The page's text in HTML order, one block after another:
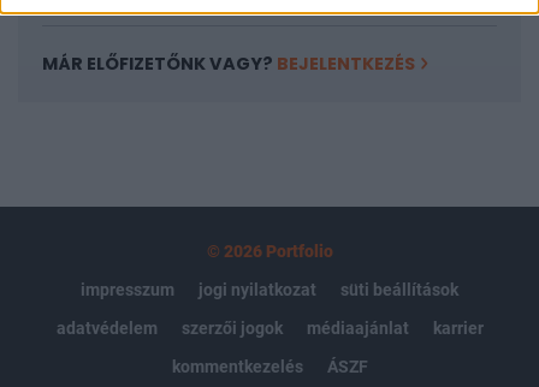
MÁR ELŐFIZETŐNK VAGY? BEJELENTKEZÉS
© 2026 Portfolio
impresszum
jogi nyilatkozat
süti beállítások
adatvédelem
szerzői jogok médiaajánlat
karrier
kommentkezelés
ÁSZF